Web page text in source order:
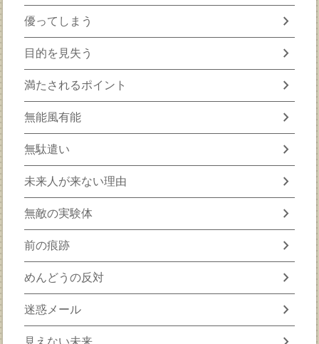
優ってしまう chevron_right
目的を見失う chevron_right
満たされるポイント chevron_right
無能風有能 chevron_right
無駄遣い chevron_right
未来人が来ない理由 chevron_right
無敵の実験体 chevron_right
前の痕跡 chevron_right
めんどうの反対 chevron_right
迷惑メール chevron_right
見えない未来